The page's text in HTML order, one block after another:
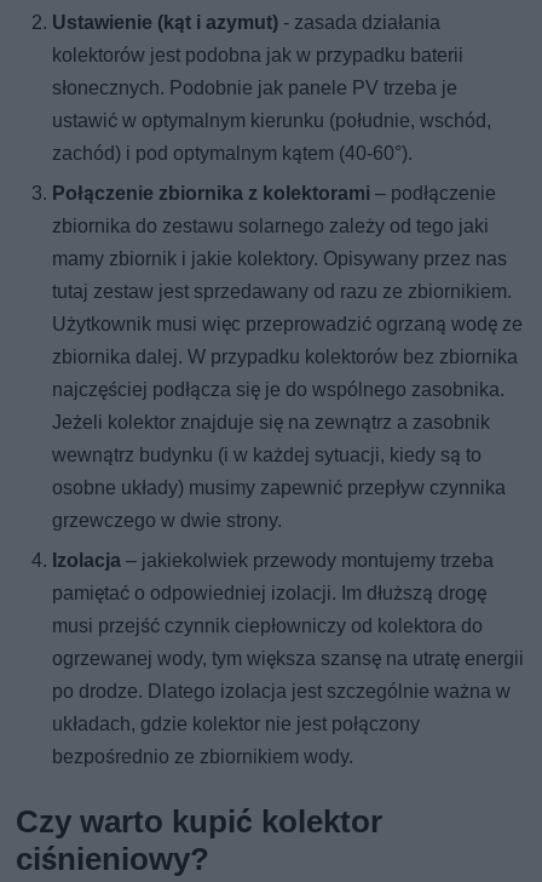
Ustawienie (kąt i azymut) - zasada działania
kolektorów jest podobna jak w przypadku baterii
słonecznych. Podobnie jak panele PV trzeba je
ustawić w optymalnym kierunku (południe, wschód,
zachód) i pod optymalnym kątem (40-60°).
Połączenie zbiornika z kolektorami– podłączenie
zbiornika do zestawu solarnego zależy od tego jaki
mamy zbiornik i jakie kolektory. Opisywany przez nas
tutaj zestaw jest sprzedawany od razu ze zbiornikiem.
Użytkownik musi więc przeprowadzić ogrzaną wodę ze
zbiornika dalej. W przypadku kolektorów bez zbiornika
najczęściej podłącza się je do wspólnego zasobnika.
Jeżeli kolektor znajduje się na zewnątrz a zasobnik
wewnątrz budynku (i w każdej sytuacji, kiedy są to
osobne układy) musimy zapewnić przepływ czynnika
grzewczego w dwie strony.
Izolacja – jakiekolwiek przewody montujemy trzeba
pamiętać o odpowiedniej izolacji. Im dłuższą drogę
musi przejść czynnik ciepłowniczy od kolektora do
ogrzewanej wody, tym większa szansę na utratę energii
po drodze. Dlatego izolacja jest szczególnie ważna w
układach, gdzie kolektor nie jest połączony
bezpośrednio ze zbiornikiem wody.
Czy warto kupić kolektor
ciśnieniowy?